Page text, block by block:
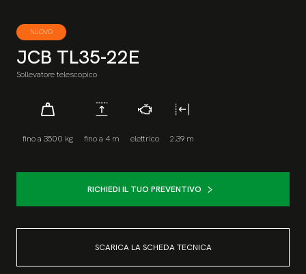
NUOVO
JCB TL35-22E
Sollevatore telescopico
fino a 3500 kg fino a 4 m elettrico 2.39 m
RICHIEDI IL TUO PREVENTIVO
SCARICA LA SCHEDA TECNICA